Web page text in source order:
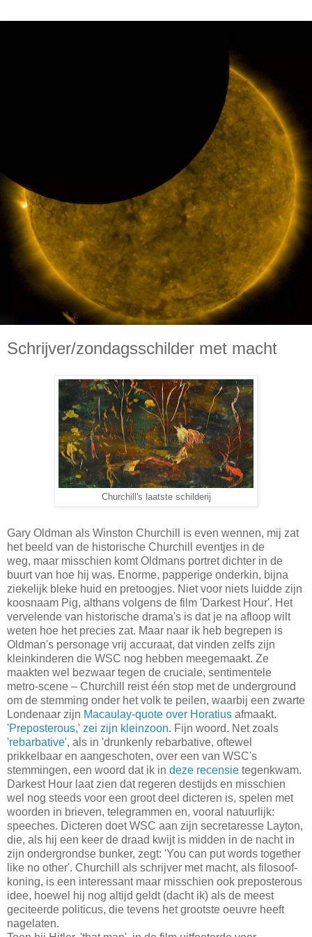
Schrijver/zondagsschilder met macht
Churchill's laatste schilderij
Gary Oldman als Winston Churchill is even wennen, mij zat
het beeld van de historische Churchill eventjes in de
weg, maar misschien komt Oldmans portret dichter in de
buurt van hoe hij was. Enorme, papperige onderkin, bijna
ziekelijk bleke huid en pretoogjes. Niet voor niets luidde zijn
koosnaam Pig, althans volgens de film 'Darkest Hour'. Het
vervelende van historische drama's is dat je na afloop wilt
weten hoe het precies zat. Maar naar ik heb begrepen is
Oldman's personage vrij accuraat, dat vinden zelfs zijn
kleinkinderen die WSC nog hebben meegemaakt. Ze
maakten wel bezwaar tegen de cruciale, sentimentele
metro-scene – Churchill reist één stop met de underground
om de stemming onder het volk te peilen, waarbij een zwarte
Londenaar zijn Macaulay-quote over Horatius afmaakt.
'Preposterous,' zei zijn kleinzoon. Fijn woord. Net zoals
'rebarbative', als in 'drunkenly rebarbative, oftewel
prikkelbaar en aangeschoten, over een van WSC's
stemmingen, een woord dat ik in deze recensie tegenkwam.
Darkest Hour laat zien dat regeren destijds en misschien
wel nog steeds voor een groot deel dicteren is, spelen met
woorden in brieven, telegrammen en, vooral natuurlijk:
speeches. Dicteren doet WSC aan zijn secretaresse Layton,
die, als hij een keer de draad kwijt is midden in de nacht in
zijn ondergrondse bunker, zegt: 'You can put words together
like no other'. Churchill als schrijver met macht, als filosoof-
koning, is een interessant maar misschien ook preposterous
idee, hoewel hij nog altijd geldt (dacht ik) als de meest
geciteerde politicus, die tevens het grootste oeuvre heeft
nagelaten.